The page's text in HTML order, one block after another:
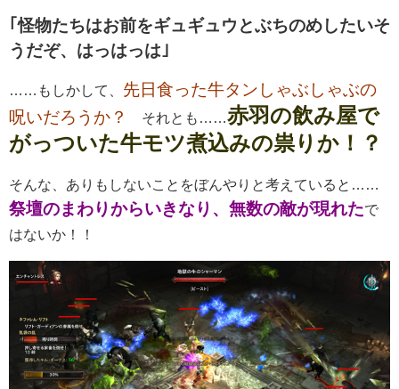
｢怪物たちはお前をギュギュウとぶちのめしたいそ
うだぞ、はっはっは｣
……もしかして、 先日食った牛タンしゃぶしゃぶの
呪いだろうか？
それとも……赤羽の飲み屋で
がっついた牛モツ煮込みの祟りか！？
そんな、ありもしないことをぼんやりと考えていると……
祭壇のまわりからいきなり、無数の敵が現れたで
はないか！！